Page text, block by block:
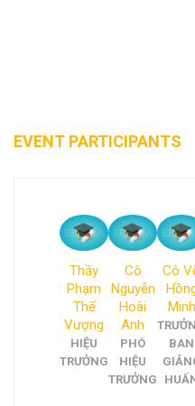
EVENT PARTICIPANTS
Thầy
Phạm
Thế
Vượng
HIỆU
TRƯỞNG
Cô
Nguyễn
Hoài
Anh
PHÓ
HIỆU
TRƯỞNG
Cô
Minh
BAN